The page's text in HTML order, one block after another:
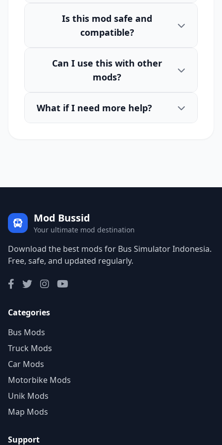
Is this mod safe and
compatible?
Can I use this with other
mods?
What if I need more help?
Mod Bussid
Your ultimate mod destination
Download the best mods for Bus Simulator Indonesia.
Free, safe, and updated regularly.
Categories
Bus Mods
Truck Mods
Car Mods
Motorbike Mods
Unik Mods
Map Mods
Support